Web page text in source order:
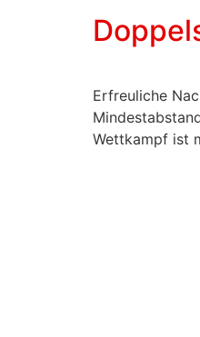
Erfreuliche
Wettkampf ist